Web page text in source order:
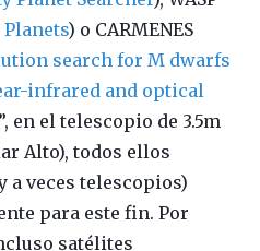
) o CARMENES
search for M dwarfs
infrared and optical
”, en el telescopio de 3.5m
Alto), todos ellos
veces telescopios)
para este fin. Por
satélites